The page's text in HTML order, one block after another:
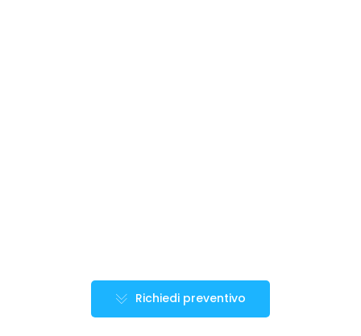
Richiedi preventivo